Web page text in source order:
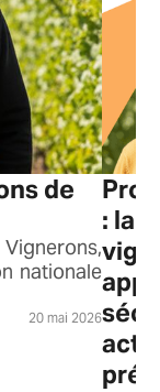
de
nationale
20 mai 2026
: la